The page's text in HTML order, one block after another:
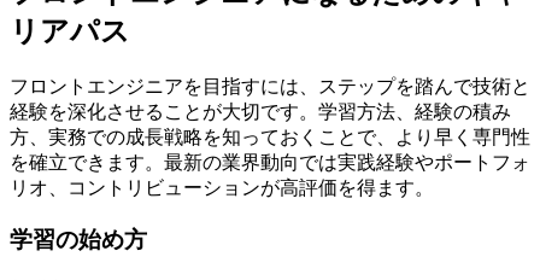
リアパス
フロントエンジニアを目指すには、ステップを踏んで技術と
経験を深化させることが大切です。学習方法、経験の積み
方、実務での成長戦略を知っておくことで、より早く専門性
を確立できます。最新の業界動向では実践経験やポートフォ
リオ、コントリビューションが高評価を得ます。
学習の始め方